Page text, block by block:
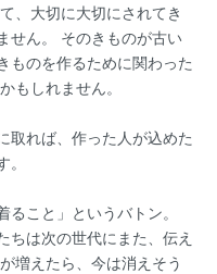
、大切に大切にされてき
せん。 そのきものが古い
ものを作るために関わった
もしれません。
取れば、作った人が込めた
こと」というバトン。
は次の世代にまた、伝え
増えたら、今は消えそう